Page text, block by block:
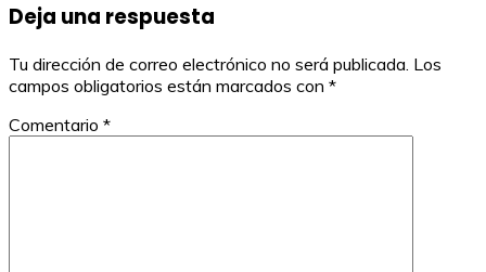
entradas
Deja una respuesta
Tu dirección de correo electrónico no será publicada. Los
campos obligatorios están marcados con *
Comentario *